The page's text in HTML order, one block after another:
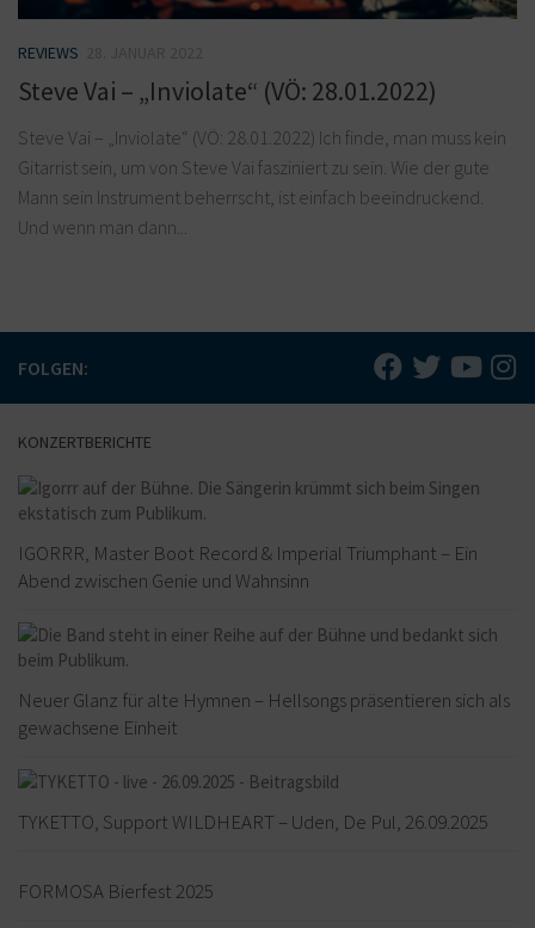
REVIEWS
Steve Vai – „Inviolate“ (VÖ: 28.01.2022)
Steve Vai – „Inviolate“ (VÖ: 28.01.2022) Ich finde, man muss kein
Gitarrist sein, um von Steve Vai fasziniert zu sein. Wie der gute
Mann sein Instrument beherrscht, ist einfach beeindruckend.
Und wenn man dann...
FOLGEN:
KONZERTBERICHTE
IGORRR, Master Boot Record & Imperial Triumphant – Ein
Abend zwischen Genie und Wahnsinn
Neuer Glanz für alte Hymnen – Hellsongs präsentieren sich als
gewachsene Einheit
TYKETTO, Support WILDHEART – Uden, De Pul, 26.09.2025
FORMOSA Bierfest 2025